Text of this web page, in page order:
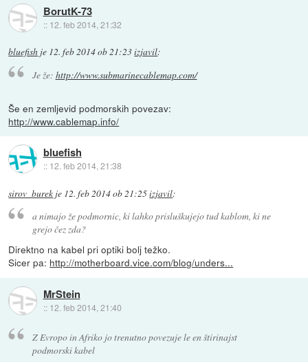
BorutK-73
:: 12. feb 2014, 21:32
bluefish je 12. feb 2014 ob 21:23izjavil:
Je že: http://www.submarinecablemap.com/
Še en zemljevid podmorskih povezav:
http://www.cablemap.info/
bluefish
:: 12. feb 2014, 21:38
sirov_burek je 12. feb 2014 ob 21:25izjavil:
a nimajo že podmornic, ki lahko prisluškujejo tud kablom, ki ne
grejo čez zda?
Direktno na kabel pri optiki bolj težko.
Sicer pa: http://motherboard.vice.com/blog/unders...
MrStein
:: 12. feb 2014, 21:40
Z Evropo in Afriko jo trenutno povezuje le en štirinajst
podmorski kabel